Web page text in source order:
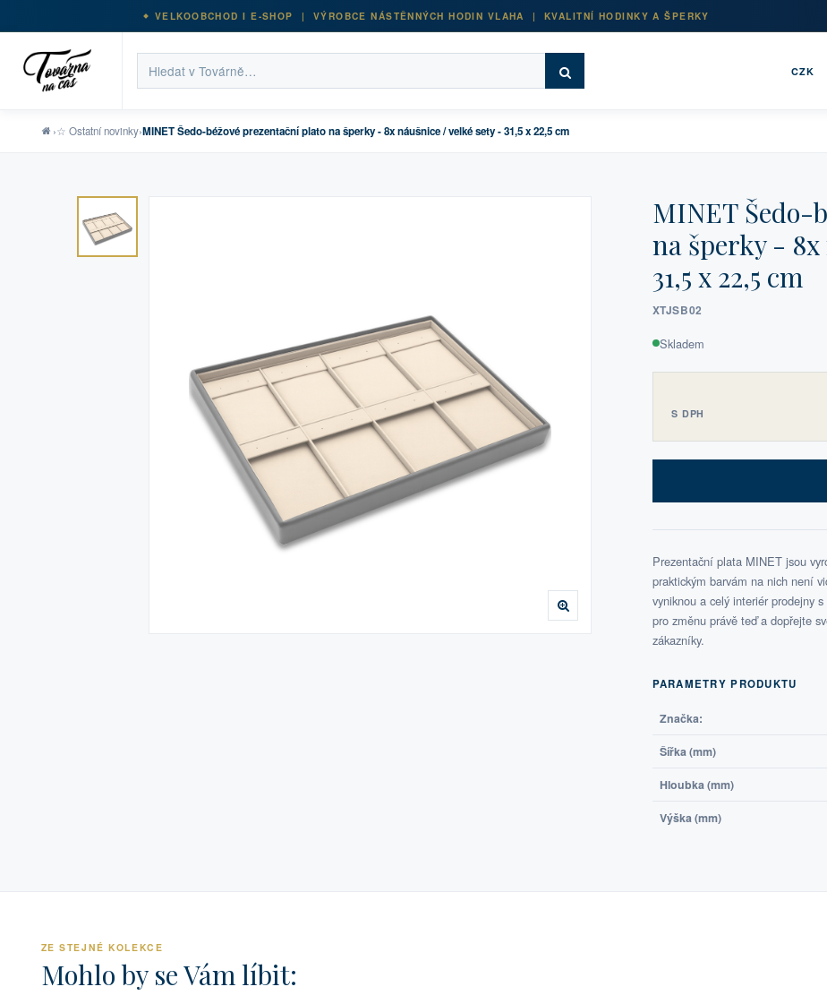
VELKOOBCHOD I E-SHOP | VÝROBCE NÁSTĚNNÝCH HODIN VLAHA | KVALITNÍ HODINKY A ŠPERKY
CZK
›☆ Ostatní novinky›MINET Šedo-béžové prezentační plato na šperky - 8x náušnice / velké sety - 31,5 x 22,5 cm
MINET Šedo-
na šperky -
31,5 x 22,5 cm
XTJSB02
Skladem
S DPH
Prezentační plata MINET jsou
praktickým barvám na nich není
vyniknou a celý interiér prodejny
pro změnu právě teď a dopřejte
zákazníky.
PARAMETRY PRODUKTU
Značka:
Šířka (mm)
Hloubka (mm)
Výška (mm)
ZE STEJNÉ KOLEKCE
Mohlo by se Vám líbit: